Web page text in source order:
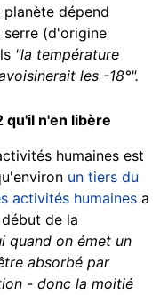
dépend
(d'origine
"la température
les -18°".
qu'il n'en libère
humaines est
un tiers du
activités humaines a
de la
quand on émet un
absorbé par
- donc la moitié